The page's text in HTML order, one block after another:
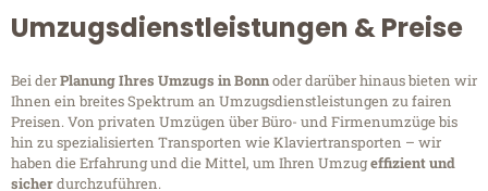
Umzugsdienstleistungen & Preise
Bei derPlanung Ihres Umzugs in Bonnoder darüber hinaus bieten wir
Ihnen ein breites Spektrum an Umzugsdienstleistungen zu fairen
Preisen. Von privaten Umzügen über Büro- und Firmenumzüge bis
hin zu spezialisierten Transporten wie Klaviertransporten – wir
haben die Erfahrung und die Mittel, um Ihren Umzugeffizient und
sicherdurchzuführen.